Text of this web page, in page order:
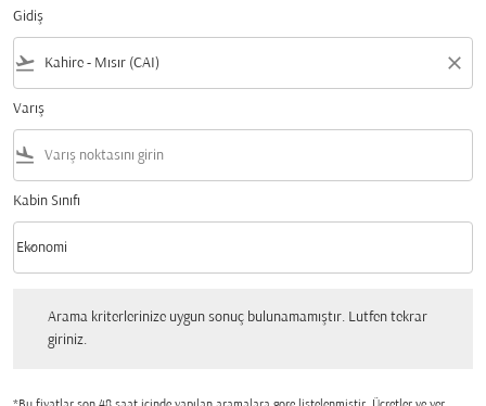
Gidiş
flight_takeoff close
Varış
flight_land
Kabin Sınıfı
Kabin Sınıfı option Ekonomi Selected
Ekonomi
keyboard_arrow_down
Arama kriterlerinize uygun sonuç bulunamamıştır. Lutfen tekrar
giriniz.